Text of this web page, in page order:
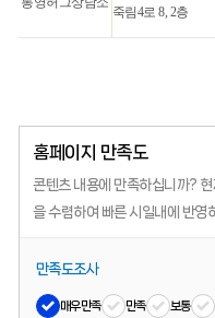
죽림4로 8, 2층
홈페이지 만족도
콘텐츠 내용에 만족하십니까?
을 수렴하여 빠른 시일내에 반영
만족도조사
매우만족 만족 보통